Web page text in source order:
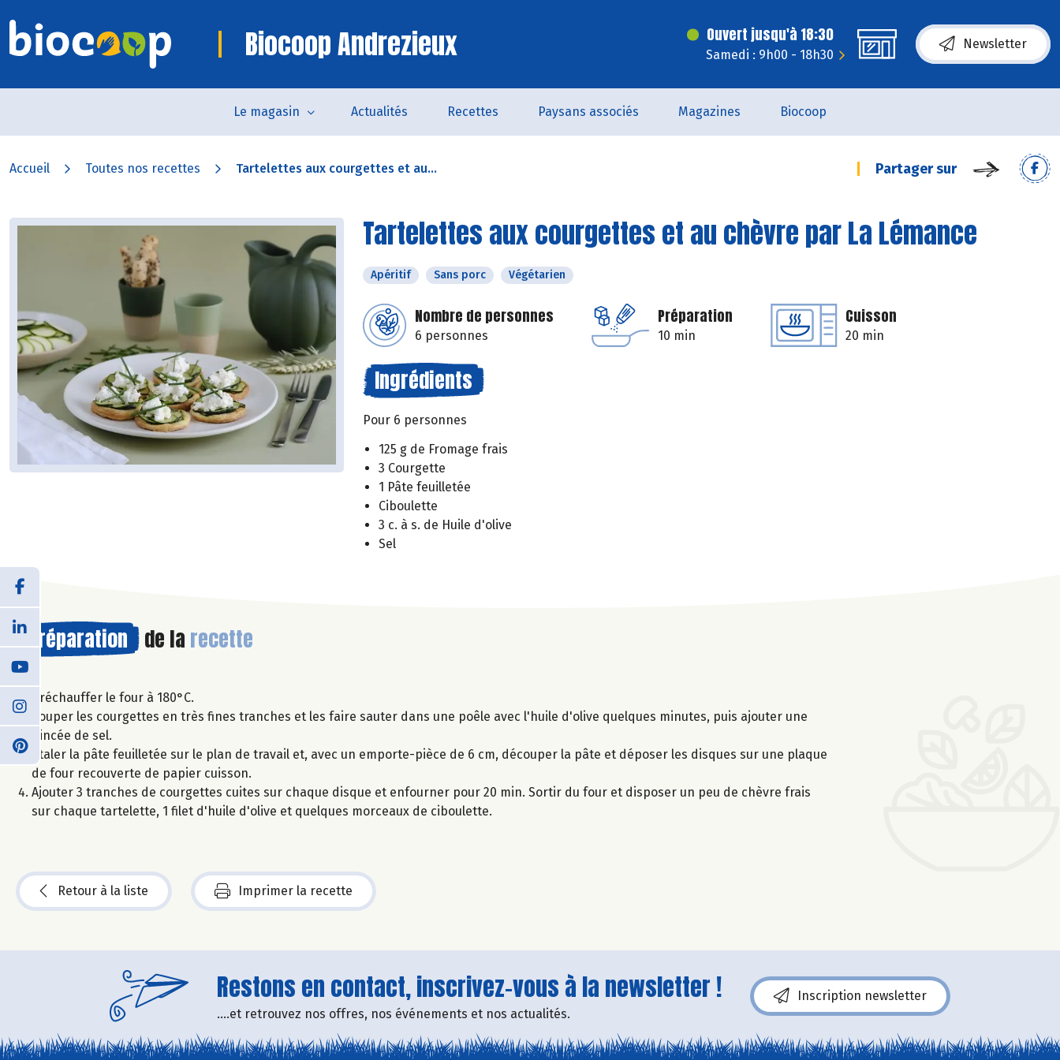
Biocoop Andrezieux Ouvert jusqu'à 18:30
Samedi : 9h00 - 18h30
Newsletter
Le magasin Actualités Recettes Paysans associés Magazines Biocoop
Accueil Toutes nos recettes Tartelettes aux courgettes et au... Partager sur
Tartelettes aux courgettes et au chèvre par La Lémance
Apéritif Sans porc Végétarien
Nombre de personnes
6 personnes
Préparation
10 min
Cuisson
20 min
Ingrédients
Pour 6 personnes
125 g de Fromage frais
3 Courgette
1 Pâte feuilletée
Ciboulette
3 c. à s. de Huile d'olive
Sel
Préparation de la recette
Préchauffer le four à 180°C.
Couper les courgettes en très fines tranches et les faire sauter dans une poêle avec l'huile d'olive quelques minutes, puis ajouter une
pincée de sel.
Étaler la pâte feuilletée sur le plan de travail et, avec un emporte-pièce de 6 cm, découper la pâte et déposer les disques sur une plaque
de four recouverte de papier cuisson.
Ajouter 3 tranches de courgettes cuites sur chaque disque et enfourner pour 20 min. Sortir du four et disposer un peu de chèvre frais
sur chaque tartelette, 1 filet d'huile d'olive et quelques morceaux de ciboulette.
Retour à la liste Imprimer la recette
Restons en contact, inscrivez-vous à la newsletter !
....et retrouvez nos offres, nos événements et nos actualités.
Inscription newsletter